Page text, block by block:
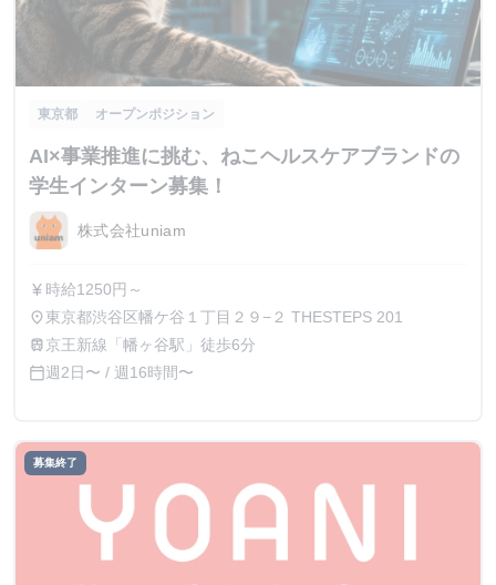
東京都 オープンポジション
AI×事業推進に挑む、ねこヘルスケアブランドの
学生インターン募集！
株式会社uniam
currency_yen 時給1250円～
place東京都渋谷区幡ケ谷１丁目２９−２ THESTEPS 201
train 京王新線「幡ヶ谷駅」徒歩6分
calendar_today週2日〜 / 週16時間〜
募集終了